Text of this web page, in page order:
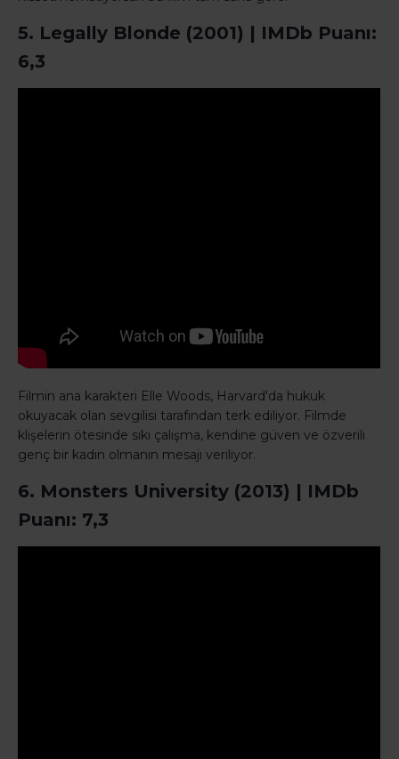
5. Legally Blonde (2001) | IMDb Puanı:
6,3
Filmin ana karakteri Elle Woods, Harvard'da hukuk
okuyacak olan sevgilisi tarafından terk ediliyor. Filmde
klişelerin ötesinde sıkı çalışma, kendine güven ve özverili
genç bir kadın olmanın mesajı veriliyor.
6. Monsters University (2013) | IMDb
Puanı: 7,3